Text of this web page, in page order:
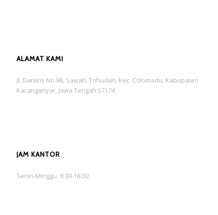
ALAMAT KAMI
Jl. Danliris No.98, Sawah, Tohudan, Kec. Colomadu, Kabupaten
Karanganyar, Jawa Tengah 57174
JAM KANTOR
Senin-Minggu: 8:30-16:30